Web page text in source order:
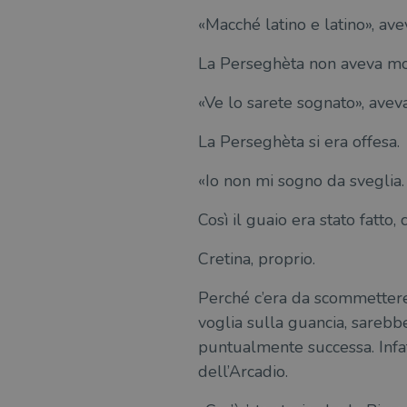
«Macché latino e latino»,
La Perseghèta non aveva
«Ve lo sarete sognato»,
La Perseghèta si era offesa.
«Io non mi sogno da
Così il guaio era stato fatto,
Cretina, proprio.
Perché c’era da
voglia sulla guancia,
puntualmente successa.
dell’Arcadio.
msToken
Nome
_ga_RXJCD2NFMF
LLC
Dominio
_fbp
Meta
.illibraio.it
Nome
__Secure-
YSC
VISITOR_INFO1_LIVE